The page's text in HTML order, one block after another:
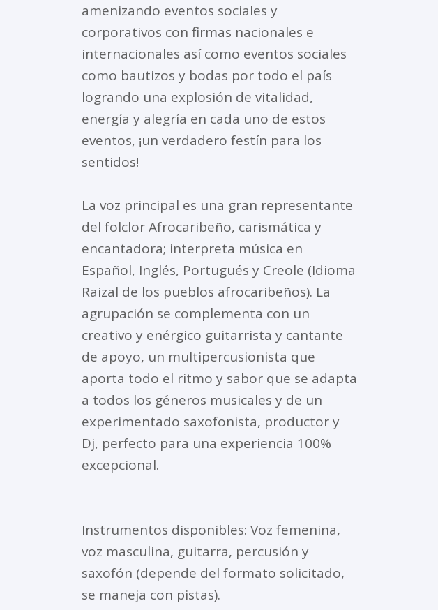
amenizando eventos sociales y
corporativos con firmas nacionales e
internacionales así como eventos sociales
como bautizos y bodas por todo el país
logrando una explosión de vitalidad,
energía y alegría en cada uno de estos
eventos, ¡un verdadero festín para los
sentidos!
La voz principal es una gran representante
del folclor Afrocaribeño, carismática y
encantadora; interpreta música en
Español, Inglés, Portugués y Creole (Idioma
Raizal de los pueblos afrocaribeños). La
agrupación se complementa con un
creativo y enérgico guitarrista y cantante
de apoyo, un multipercusionista que
aporta todo el ritmo y sabor que se adapta
a todos los géneros musicales y de un
experimentado saxofonista, productor y
Dj, perfecto para una experiencia 100%
excepcional.
Instrumentos disponibles: Voz femenina,
voz masculina, guitarra, percusión y
saxofón (depende del formato solicitado,
se maneja con pistas).